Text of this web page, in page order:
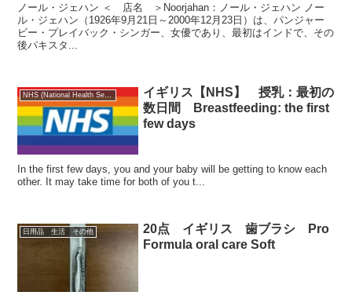
ノール・ジェハン ＜ 店名 ＞Noorjahan：ノール・ジェハン ノー
ル・ジェハン（1926年9月21日～2000年12月23日）は、パンジャー
ビー・プレイバック・シンガー、女優であり、最初はインドで、その
後パキスタ...
NHS (National Health Service)
イギリス【NHS】 授乳：最初の
数日間 Breastfeeding: the first
few days
In the first few days, you and your baby will be getting to know each
other. It may take time for both of you t...
日用品 生活 その他
20点 イギリス 歯ブラシ Pro
Formula oral care Soft